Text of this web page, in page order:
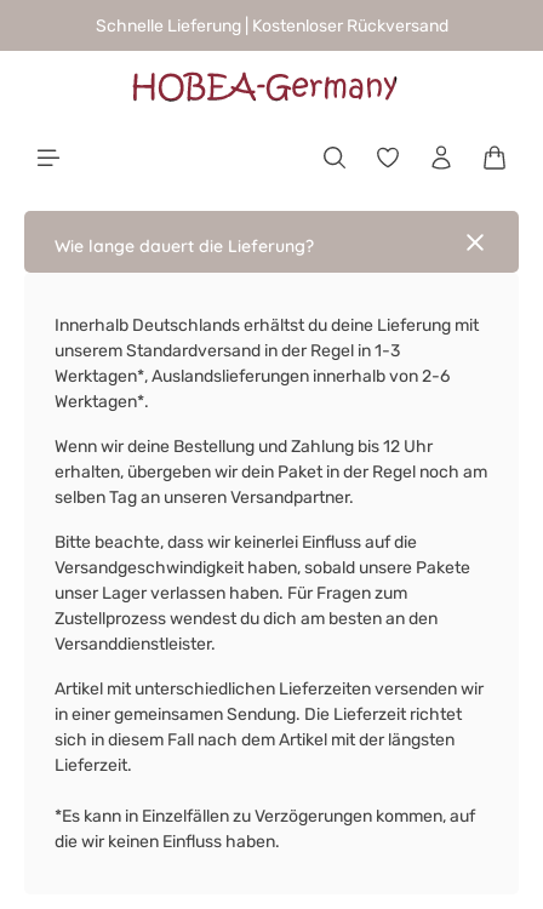
springenSchnelle Lieferung | Kostenloser Rückversand
Wie lange dauert die Lieferung?
Innerhalb Deutschlands erhältst du deine Lieferung mit
unserem Standardversand in der Regel in 1-3
Werktagen*, Auslandslieferungen innerhalb von 2-6
Werktagen*.
Wenn wir deine Bestellung und Zahlung bis 12 Uhr
erhalten, übergeben wir dein Paket in der Regel noch am
selben Tag an unseren Versandpartner.
Bitte beachte, dass wir keinerlei Einfluss auf die
Versandgeschwindigkeit haben, sobald unsere Pakete
unser Lager verlassen haben. Für Fragen zum
Zustellprozess wendest du dich am besten an den
Versanddienstleister.
Artikel mit unterschiedlichen Lieferzeiten versenden wir
in einer gemeinsamen Sendung. Die Lieferzeit richtet
sich in diesem Fall nach dem Artikel mit der längsten
Lieferzeit.
*Es kann in Einzelfällen zu Verzögerungen kommen, auf
die wir keinen Einfluss haben.